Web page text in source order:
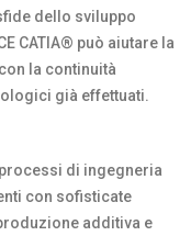
dello sviluppo
CATIA® può aiutare la
la continuità
già effettuati.
di ingegneria
con sofisticate
additiva e